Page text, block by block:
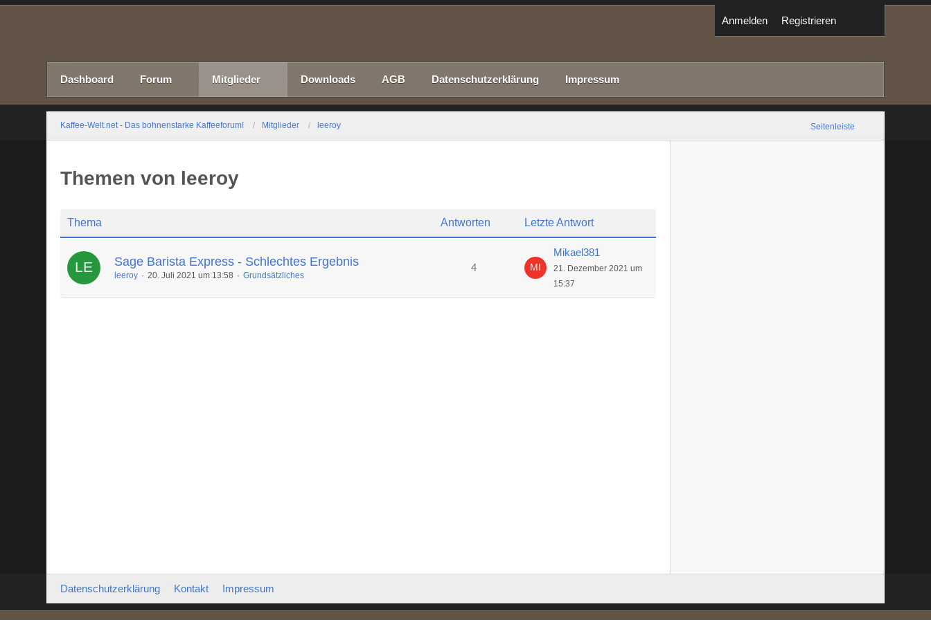
Anmelden Registrieren
Dashboard Forum Mitglieder Downloads AGB Datenschutzerklärung Impressum
Kaffee-Welt.net - Das bohnenstarke Kaffeeforum! Mitglieder leeroy Seitenleiste
Themen von leeroy
Thema Antworten Letzte Antwort
Sage Barista Express - Schlechtes Ergebnis
leeroy 20. Juli 2021 um 13:58 Grundsätzliches
4
Mikael381
21. Dezember 2021 um
15:37
Datenschutzerklärung Kontakt Impressum